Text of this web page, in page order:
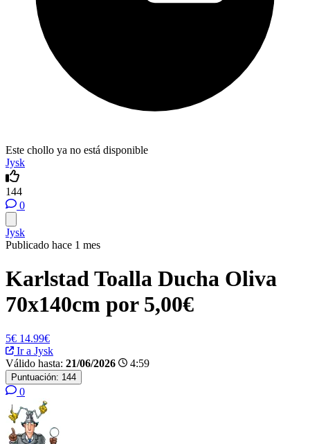
Este chollo ya no está disponible
Jysk
144
0
Jysk
Publicado hace 1 mes
Karlstad Toalla Ducha Oliva
70x140cm por 5,00€
5€ 14.99€
Ir a Jysk
Válido hasta: 21/06/2026 4:59
Puntuación: 144
0